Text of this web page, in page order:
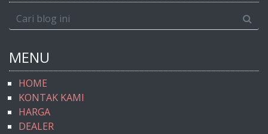
MENU
HOME
KONTAK KAMI
HARGA
DEALER